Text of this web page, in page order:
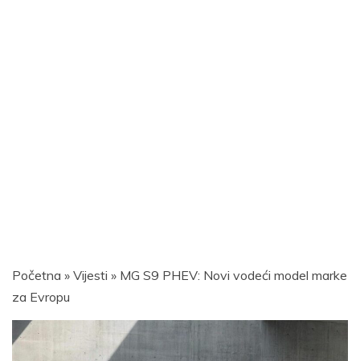
Početna » Vijesti » MG S9 PHEV: Novi vodeći model marke
za Evropu